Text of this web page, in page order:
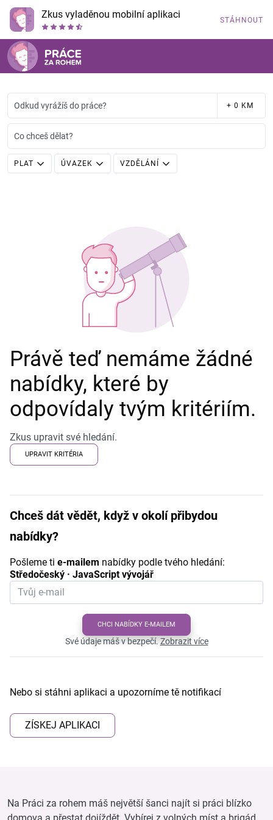
Zkus vyladěnou mobilní aplikaci STÁHNOUT
Odkud vyrážíš do práce? + 0 KM
Co chceš dělat?
PLAT ÚVAZEK VZDĚLÁNÍ
Právě teď nemáme žádné
nabídky, které by
odpovídaly tvým kritériím.
Zkus upravit své hledání.
UPRAVIT KRITÉRIA
Chceš dát vědět, když v okolí přibydou
nabídky?
Pošleme ti e-mailem nabídky podle tvého hledání:
Středočeský · JavaScript vývojář
CHCI NABÍDKY E-MAILEM
Své údaje máš v bezpečí.Zobrazit více
Nebo si stáhni aplikaci a upozorníme tě notifikací
ZÍSKEJ APLIKACI
Na Práci za rohem máš největší šanci najít si práci blízko
domova a přestat dojíždět. Vybírej z volných míst a brigád